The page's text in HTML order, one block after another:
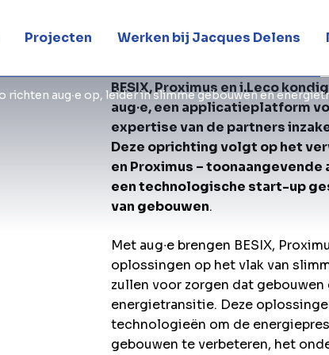
Projecten Werken bij Jacques Delens
richten aug∙e op, leider in slimme gebouwen en
BESIX, Proximus en i.Leco
aug∙e, een applicatieplatform
expertise van de partners
Deze oprichting volgt op het
en Proximus – toonaangevende
een technologische start-up
van gebouwen.
Met aug∙e brengen BESIX,
oplossingen op het vlak van
zullen voor zorgen dat
energietransitie. Deze
technologieën om de
gebouwen te verbeteren, het